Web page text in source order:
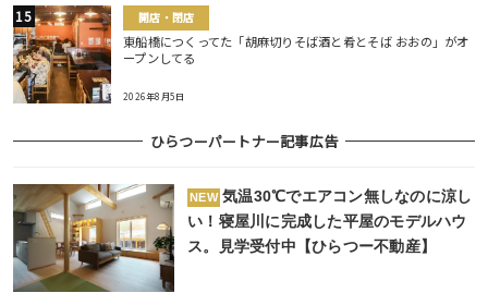
開店・閉店
東船橋につくってた「胡麻切りそば酒と肴とそば おおの」がオ
ープンしてる
2026年8月5日
ひらつーパートナー記事広告
NEW 気温30℃でエアコン無しなのに涼し
い！寝屋川に完成した平屋のモデルハウ
ス。見学受付中【ひらつー不動産】